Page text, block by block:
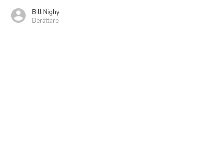
Bill Nighy
Berättare